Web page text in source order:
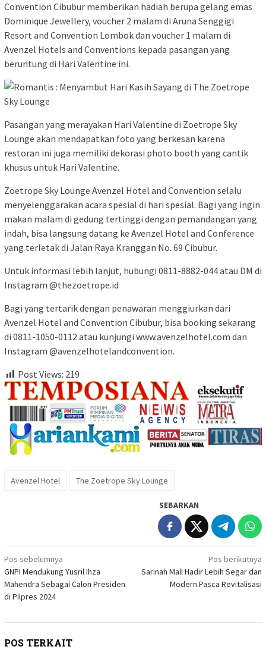
Convention Cibubur memberikan hadiah berupa gelang emas
Dominique Jewellery, voucher 2 malam di Aruna Senggigi
Resort and Convention Lombok dan voucher 1 malam di
Avenzel Hotels and Conventions kepada pasangan yang
beruntung di Hari Valentine ini.
Pasangan yang merayakan Hari Valentine di Zoetrope Sky
Lounge akan mendapatkan foto yang berkesan karena
restoran ini juga memiliki dekorasi photo booth yang cantik
khusus untuk Hari Valentine.
Zoetrope Sky Lounge Avenzel Hotel and Convention selalu
menyelenggarakan acara spesial di hari spesial. Bagi yang ingin
makan malam di gedung tertinggi dengan pemandangan yang
indah, bisa langsung datang ke Avenzel Hotel and Conference
yang terletak di Jalan Raya Kranggan No. 69 Cibubur.
Untuk informasi lebih lanjut, hubungi 0811-8882-044 atau DM di
Instagram @thezoetrope.id
Bagi yang tertarik dengan penawaran menggiurkan dari
Avenzel Hotel and Convention Cibubur, bisa booking sekarang
di 0811-1050-0112 atau kunjungi www.avenzelhotel.com dan
Instagram @avenzelhotelandconvention.
Post Views: 219
Avenzel Hotel The Zoetrope Sky Lounge
SEBARKAN
Navigasi
pos
Pos sebelumnya
GNPI Mendukung Yusril Ihza
Mahendra Sebagai Calon Presiden
di Pilpres 2024
Pos berikutnya
Sarinah Mall Hadir Lebih Segar dan
Modern Pasca Revitalisasi
POS TERKAIT